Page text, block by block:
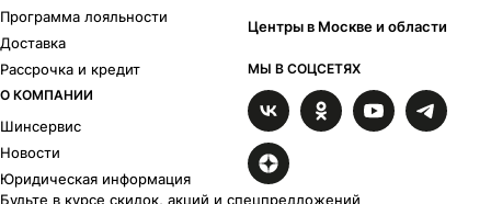
Программа лояльности
Доставка
Рассрочка и кредит
О КОМПАНИИ
Шинсервис
Новости
Юридическая информация
Центры в Москве и области
МЫ В СОЦСЕТЯХ
Будьте в курсе скидок, акций и спецпредложений